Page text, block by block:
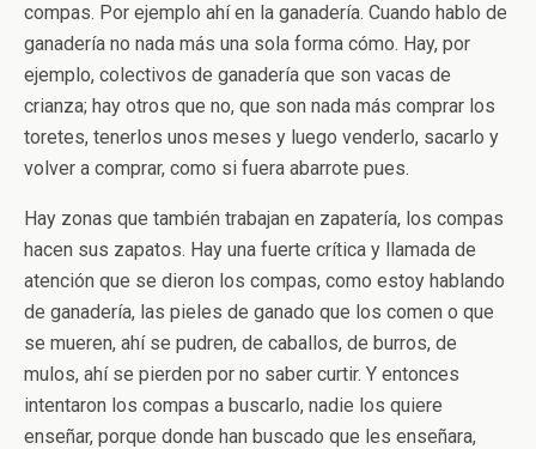
compas. Por ejemplo ahí en la ganadería. Cuando hablo de
ganadería no nada más una sola forma cómo. Hay, por
ejemplo, colectivos de ganadería que son vacas de
crianza; hay otros que no, que son nada más comprar los
toretes, tenerlos unos meses y luego venderlo, sacarlo y
volver a comprar, como si fuera abarrote pues.
Hay zonas que también trabajan en zapatería, los compas
hacen sus zapatos. Hay una fuerte crítica y llamada de
atención que se dieron los compas, como estoy hablando
de ganadería, las pieles de ganado que los comen o que
se mueren, ahí se pudren, de caballos, de burros, de
mulos, ahí se pierden por no saber curtir. Y entonces
intentaron los compas a buscarlo, nadie los quiere
enseñar, porque donde han buscado que les enseñara,